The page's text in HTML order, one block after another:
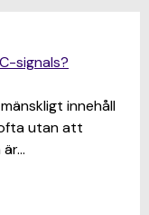
signals?
innehåll
utan att